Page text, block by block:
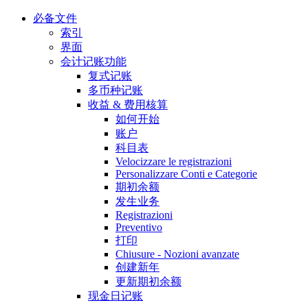
必备文件
索引
界面
会计记账功能
复式记账
多币种记账
收益 & 费用核算
如何开始
账户
科目表
Velocizzare le registrazioni
Personalizzare Conti e Categorie
期初余额
发生业务
Registrazioni
Preventivo
打印
Chiusure - Nozioni avanzate
创建新年
更新期初余额
现金日记账